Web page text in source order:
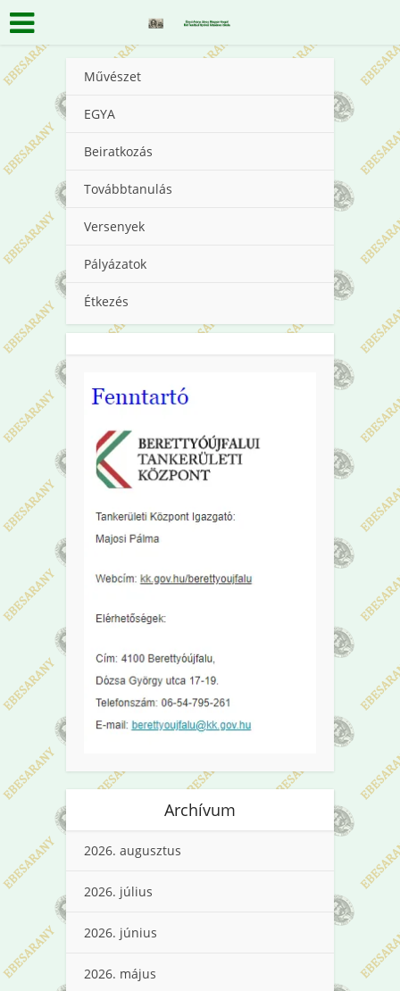
Művészet
EGYA
Beiratkozás
Továbbtanulás
Versenyek
Pályázatok
Étkezés
Archívum
2026. augusztus
2026. július
2026. június
2026. május